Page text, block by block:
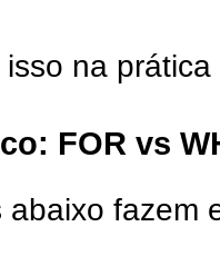
na prática
FOR vs
fazem